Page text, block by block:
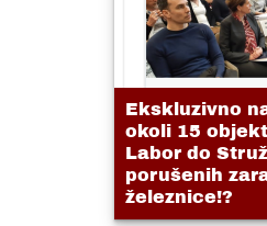
Ekskluzivno
okoli 15
Labor do
porušenih
železnice!?